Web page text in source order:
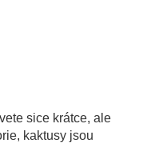
sice krátce, ale
kaktusy jsou